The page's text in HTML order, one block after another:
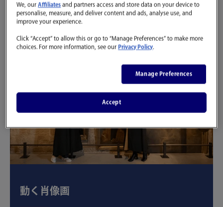
動く肖像画
We, ourAffiliatesand partners access and store data on your device to
personalise, measure, and deliver content and ads, analyse use, and
improve your experience.
Click “Accept” to allow this or go to “Manage Preferences” to make more
choices. For more information, see ourPrivacy Policy.
Manage Preferences
Accept